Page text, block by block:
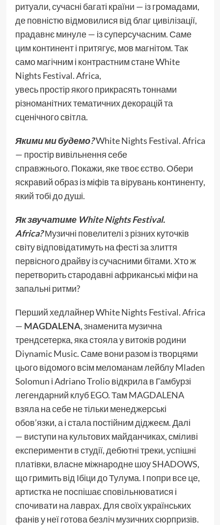
ритуали, сучасні багаті країни — із громадами,
де повністю відмовилися від благ цивілізації,
прадавнє минуле — із суперсучасним. Саме
цим континент і притягує, мов магнітом. Так
само магічним і контрастним стане White
Nights Festival. Africa,
увесь простір якого прикрасять тоннами
різноманітних тематичних декорацій та
сценічного світла.
Якими ми будемо?White Nights Festival. Africa
— простір вивільнення себе
справжнього. Покажи, яке твоє єство. Обери
яскравий образ із міфів та вірувань континенту,
який тобі до душі.
Як звучатиме White Nights Festival.
Africa?Музичні повелителі з різних куточків
світу відповідатимуть на фесті за злиття
первісного драйву із сучасними бітами. Хто ж
перетворить стародавні африканські міфи на
запальні ритми?
Перший хедлайнер White Nights Festival. Africa
— MAGDALENA, знаменита музична
трендсетерка, яка стояла у витоків родини
Diynamic Music. Саме вони разом із творцями
цього відомого всім меломанам лейблу Mladen
Solomun і Adriano Trolio відкрила в Гамбурзі
легендарний клуб EGO. Там MAGDALENA
взяла на себе не тільки менеджерські
обов’язки, а і стала постійним діджеєм. Далі
— виступи на культових майданчиках, сміливі
експерименти в студії, дебютні треки, успішні
платівки, власне міжнародне шоу SHADOWS,
що гримить від Ібіци до Тулума. І попри все це,
артистка не поспішає сповільнюватися і
спочивати на лаврах. Для своїх українських
фанів у неї готова безліч музичних сюрпризів.